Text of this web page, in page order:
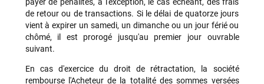
payer de pénalités, à l'exception, le cas échéant, des frais
de retour ou de transactions. Si le délai de quatorze jours
vient à expirer un samedi, un dimanche ou un jour férié ou
chômé, il est prorogé jusqu'au premier jour ouvrable
suivant.
En cas d'exercice du droit de rétractation, la société
rembourse l'Acheteur de la totalité des sommes versées
François
il y a un mois
J’ai commandé un pack via leur site internet. À peine la
commande validée, le magasin m’a appelé pour confirmer
avec moi les caractéristiques des équipements, me conseiller
sur le matériel à choisir, et m’a même offert du matériel en
plus. Niveau réactivité, c’est au top : la commande est partie